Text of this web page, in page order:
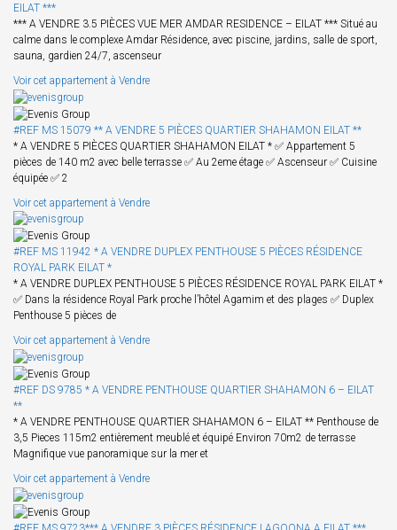
EILAT ***
*** A VENDRE 3.5 PIÈCES VUE MER AMDAR RESIDENCE – EILAT *** Situé au
calme dans le complexe Amdar Résidence, avec piscine, jardins, salle de sport,
sauna, gardien 24/7, ascenseur
Voir cet appartement à Vendre
#REF MS 15079 ** A VENDRE 5 PIÈCES QUARTIER SHAHAMON EILAT **
* A VENDRE 5 PIÈCES QUARTIER SHAHAMON EILAT * ✅ Appartement 5
pièces de 140 m2 avec belle terrasse ✅ Au 2eme étage ✅ Ascenseur ✅ Cuisine
équipée ✅ 2
Voir cet appartement à Vendre
#REF MS 11942 * A VENDRE DUPLEX PENTHOUSE 5 PIÈCES RÉSIDENCE
ROYAL PARK EILAT *
* A VENDRE DUPLEX PENTHOUSE 5 PIÈCES RÉSIDENCE ROYAL PARK EILAT *
✅ Dans la résidence Royal Park proche l’hôtel Agamim et des plages ✅ Duplex
Penthouse 5 pièces de
Voir cet appartement à Vendre
#REF DS 9785 * A VENDRE PENTHOUSE QUARTIER SHAHAMON 6 – EILAT
**
* A VENDRE PENTHOUSE QUARTIER SHAHAMON 6 – EILAT ** Penthouse de
3,5 Pieces 115m2 entièrement meublé et équipé Environ 70m2 de terrasse
Magnifique vue panoramique sur la mer et
Voir cet appartement à Vendre